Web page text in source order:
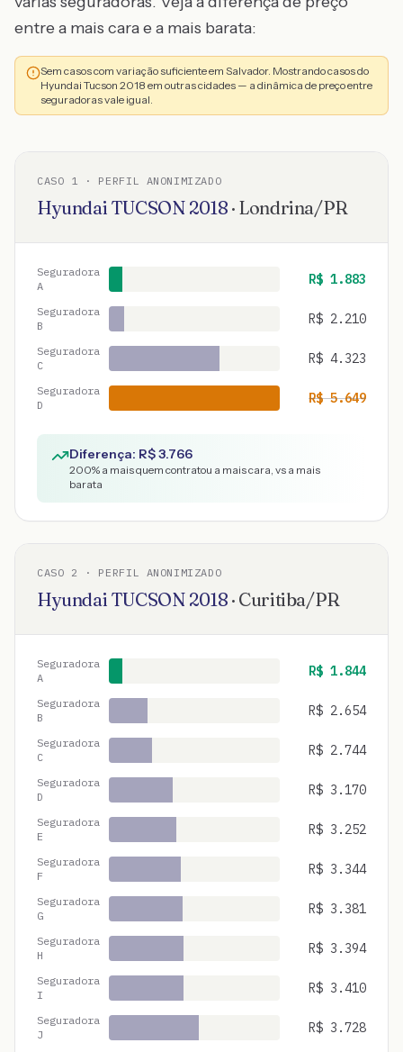
entre a mais cara e a mais barata:
Sem casos com variação suficiente em Salvador. Mostrando casos do
Hyundai Tucson 2018 em outras cidades — a dinâmica de preço entre
seguradoras vale igual.
CASO 1 · PERFIL ANONIMIZADO
Hyundai TUCSON 2018 · Londrina/PR
Seguradora
A
R$ 1.883
Seguradora
B
R$ 2.210
Seguradora
C
R$ 4.323
Seguradora
D
R$5.649
Diferença: R$3.766
200% a mais quem contratou a mais cara, vs a mais
barata
CASO 2 · PERFIL ANONIMIZADO
Hyundai TUCSON 2018 · Curitiba/PR
Seguradora
A
R$ 1.844
Seguradora
B
R$ 2.654
Seguradora
C
R$ 2.744
Seguradora
D
R$ 3.170
Seguradora
E
R$ 3.252
Seguradora
F
R$ 3.344
Seguradora
G
R$ 3.381
Seguradora
H
R$ 3.394
Seguradora
I
R$ 3.410
Seguradora
J
R$ 3.728